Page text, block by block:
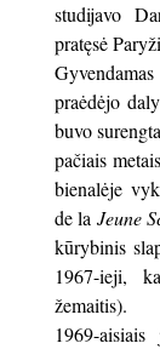
studijavo
pratęsė
praėdėjo
buvo
pačiais
bienalėje
de la Jeune
kūrybinis
1967-ieji,
žemaitis).
1969-